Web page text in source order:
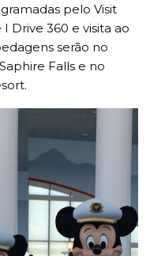
pelo Visit
Drive 360 e visita ao
serão no
Falls e no